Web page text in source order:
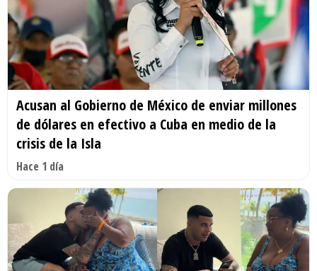
Acusan al Gobierno de México de enviar millones
de dólares en efectivo a Cuba en medio de la
crisis de la Isla
Hace 1 día